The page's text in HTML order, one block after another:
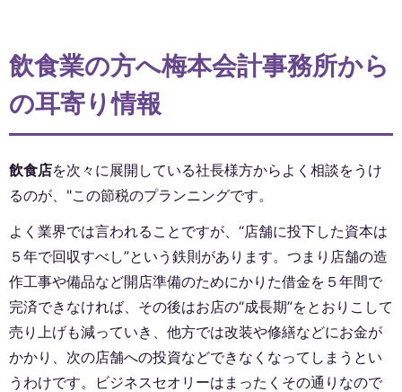
飲食業の方へ梅本会計事務所から
の耳寄り情報
飲食店を次々に展開している社長様方からよく相談をうけ
るのが、"この節税のプランニングです。
よく業界では言われることですが、“店舗に投下した資本は
５年で回収すべし”という鉄則があります。つまり店舗の造
作工事や備品など開店準備のためにかりた借金を５年間で
完済できなければ、その後はお店の“成長期”をとおりこして
売り上げも減っていき、他方では改装や修繕などにお金が
かかり、次の店舗への投資などできなくなってしまうとい
うわけです。ビジネスセオリーはまったくその通りなので